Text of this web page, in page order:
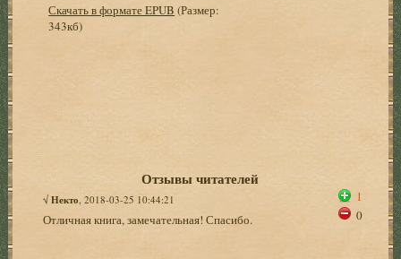
Скачать в формате EPUB (Размер:
343кб)
Отзывы читателей
√Некто , 2018-03-25 10:44:21
Отличная книга, замечательная! Спасибо.
1
0